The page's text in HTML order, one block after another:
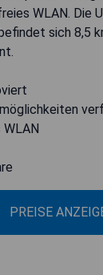
WLAN. Die
sich 8,5
PREISE